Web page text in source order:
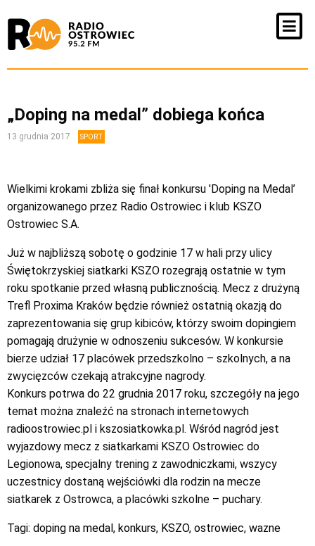
„Doping na medal” dobiega końca
13 grudnia 2017 SPORT
Wielkimi krokami zbliża się finał konkursu 'Doping na Medal’
organizowanego przez Radio Ostrowiec i klub KSZO
Ostrowiec S.A.
Już w najbliższą sobotę o godzinie 17 w hali przy ulicy
Świętokrzyskiej siatkarki KSZO rozegrają ostatnie w tym
roku spotkanie przed własną publicznością. Mecz z drużyną
Trefl Proxima Kraków będzie również ostatnią okazją do
zaprezentowania się grup kibiców, którzy swoim dopingiem
pomagają drużynie w odnoszeniu sukcesów. W konkursie
bierze udział 17 placówek przedszkolno – szkolnych, a na
zwycięzców czekają atrakcyjne nagrody.
Konkurs potrwa do 22 grudnia 2017 roku, szczegóły na jego
temat można znaleźć na stronach internetowych
radioostrowiec.pl i kszosiatkowka.pl. Wśród nagród jest
wyjazdowy mecz z siatkarkami KSZO Ostrowiec do
Legionowa, specjalny trening z zawodniczkami, wszycy
uczestnicy dostaną wejściówki dla rodzin na mecze
siatkarek z Ostrowca, a placówki szkolne – puchary.
Tagi: doping na medal, konkurs, KSZO, ostrowiec, wazne